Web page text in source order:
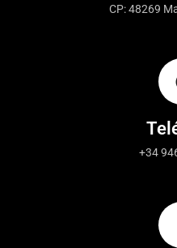
CP: 48269
+34